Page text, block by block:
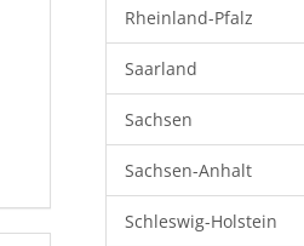
Rheinland-Pfalz
Saarland
Sachsen
Sachsen-Anhalt
Schleswig-Holstein